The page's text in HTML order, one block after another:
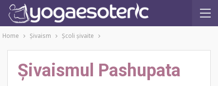
Home Şivaism Şcoli şivaite
Şivaismul Pashupata